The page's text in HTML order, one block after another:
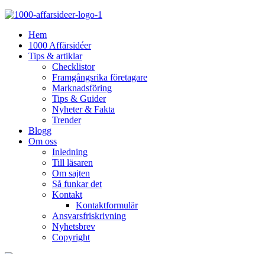
Hem
1000 Affärsidéer
Tips & artiklar
Checklistor
Framgångsrika företagare
Marknadsföring
Tips & Guider
Nyheter & Fakta
Trender
Blogg
Om oss
Inledning
Till läsaren
Om sajten
Så funkar det
Kontakt
Kontaktformulär
Ansvarsfriskrivning
Nyhetsbrev
Copyright